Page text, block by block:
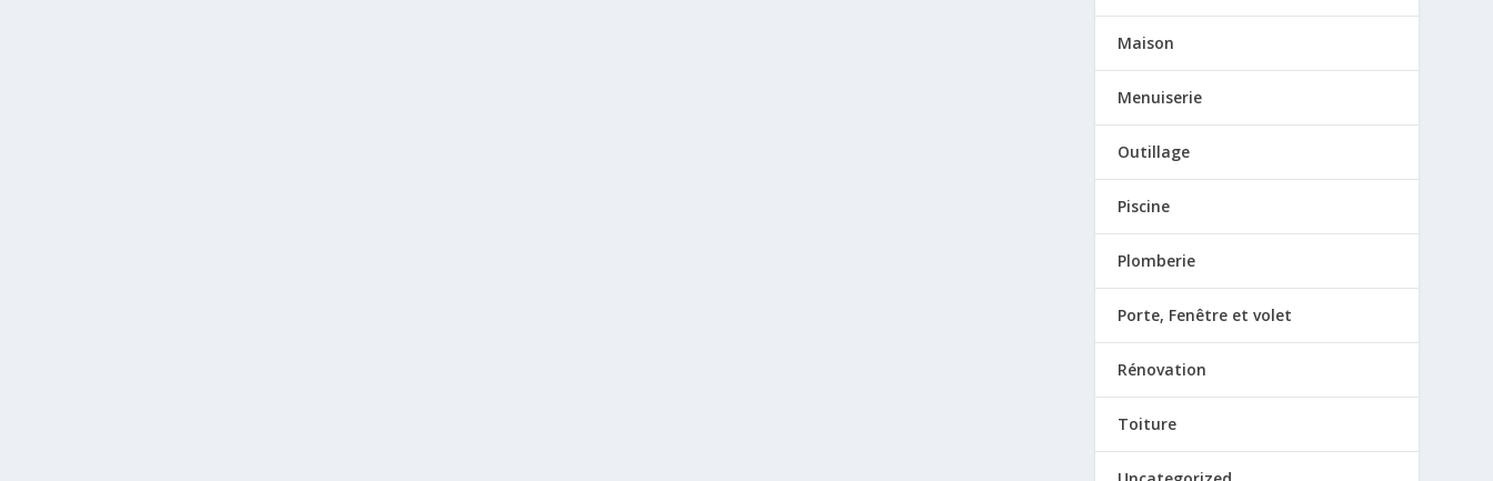
Maison
Menuiserie
Outillage
Piscine
Plomberie
Porte, Fenêtre et volet
Rénovation
Toiture